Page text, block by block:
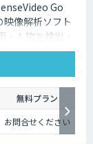
Go
像解析ソフト
人物を検出・
人物の性別・年
無料プラン
お問合せください